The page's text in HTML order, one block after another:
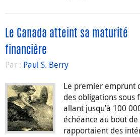
Le Canada atteint sa maturité
financière
Par : Paul S. Berry
Le premier emprunt
des obligations sous
allant jusqu’à 100
échéance au bout
rapportaient des